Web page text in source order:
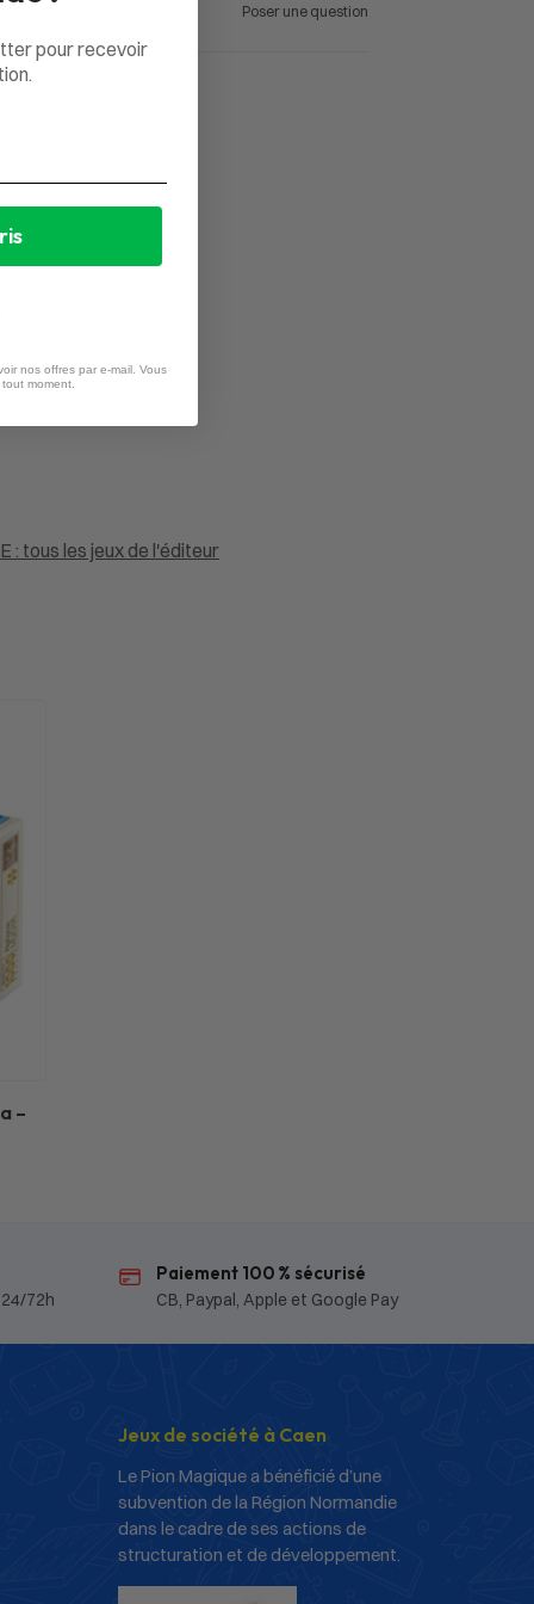
Poser une question
: tous les jeux de l'éditeur
–
72h
Paiement 100 % sécurisé
CB, Paypal, Apple et Google Pay
Jeux de société à Caen
Le Pion Magique a bénéficié d’une
subvention de la Région Normandie
dans le cadre de ses actions de
structuration et de développement.
pour recevoir
nos offres par e-mail. Vous
moment.